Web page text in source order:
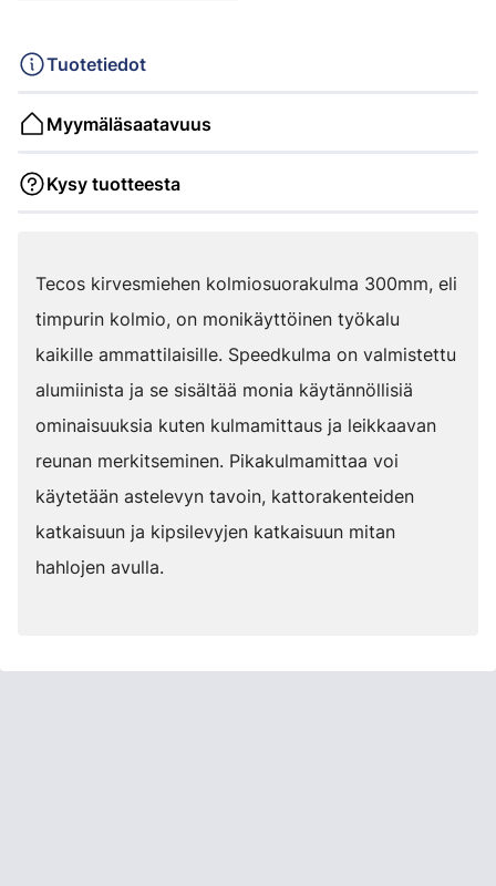
Tuotetiedot
Myymäläsaatavuus
Kysy tuotteesta
Tecos kirvesmiehen kolmiosuorakulma 300mm, eli
timpurin kolmio, on monikäyttöinen työkalu
kaikille ammattilaisille. Speedkulma on valmistettu
alumiinista ja se sisältää monia käytännöllisiä
ominaisuuksia kuten kulmamittaus ja leikkaavan
reunan merkitseminen. Pikakulmamittaa voi
käytetään astelevyn tavoin, kattorakenteiden
katkaisuun ja kipsilevyjen katkaisuun mitan
hahlojen avulla.